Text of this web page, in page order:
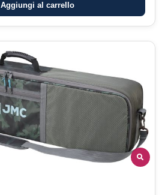
Aggiungi al carrello